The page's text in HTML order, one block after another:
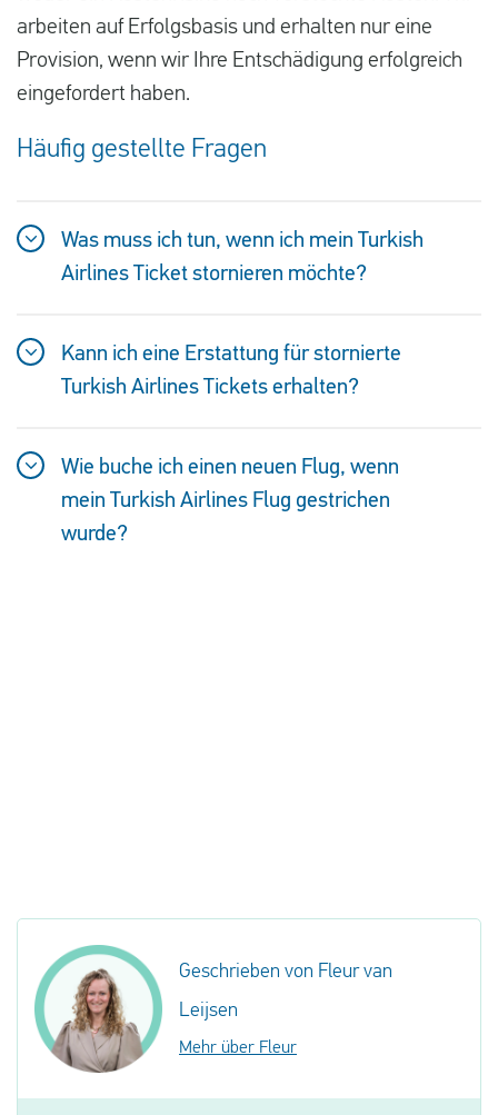
arbeiten auf Erfolgsbasis und erhalten nur eine
Provision, wenn wir Ihre Entschädigung erfolgreich
eingefordert haben.
Häufig gestellte Fragen
Was muss ich tun, wenn ich mein Turkish
Airlines Ticket stornieren möchte?
Kann ich eine Erstattung für stornierte
Turkish Airlines Tickets erhalten?
Wie buche ich einen neuen Flug, wenn
mein Turkish Airlines Flug gestrichen
wurde?
Geschrieben von Fleur van
Leijsen
Mehr über Fleur